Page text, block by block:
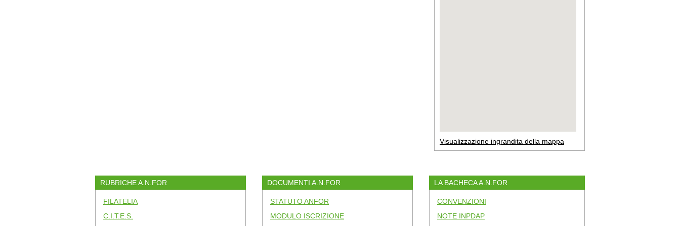
Visualizzazione ingrandita della mappa
RUBRICHE A.N.FOR
FILATELIA
C.I.T.E.S.
DOCUMENTI A.N.FOR
STATUTO ANFOR
MODULO ISCRIZIONE
LA BACHECA A.N.FOR
CONVENZIONI
NOTE INPDAP